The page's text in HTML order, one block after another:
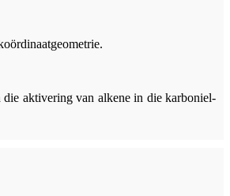
aktivering van alkene in die karboniel-